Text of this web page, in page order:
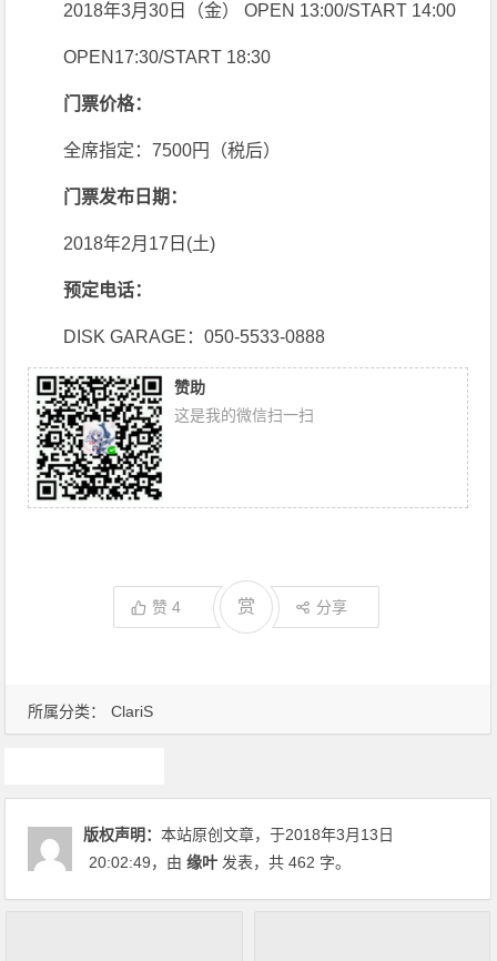
所属分类： ClariS
2018年3月30日（金） OPEN 13:00/START 14:00
OPEN17:30/START 18:30
门票价格：
全席指定：7500円（税后）
门票发布日期：
2018年2月17日(土)
预定电话：
DISK GARAGE：050-5533-0888
赞助
这是我的微信扫一扫
赞4 赏 分享
版权声明：本站原创文章，于2018年3月13日
20:02:49，由缘叶 发表，共 462 字。